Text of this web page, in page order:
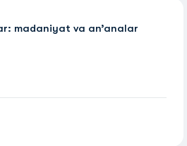
madaniyat va an’analar